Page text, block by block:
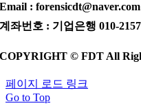
Email :
계좌번호 : 기업은행 010-
COPYRIGHT © FDT All
페이지 로드 링크
Go to Top